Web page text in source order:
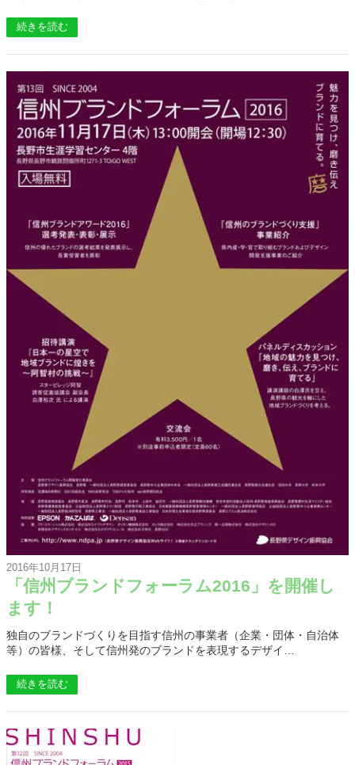
続きを読む
2016年10月17日
「信州ブランドフォーラム2016」を開催し
ます！
独自のブランドづくりを目指す信州の事業者（企業・団体・自治体
等）の皆様、そして信州発のブランドを表現するデザイ…
続きを読む